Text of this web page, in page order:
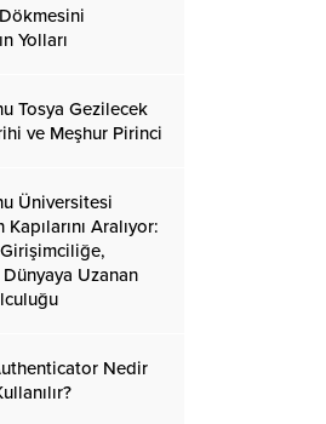
Yolları
Tosya Gezilecek
ve Meşhur Pirinci
Üniversitesi
Aralıyor:
Uzanan
Nedir